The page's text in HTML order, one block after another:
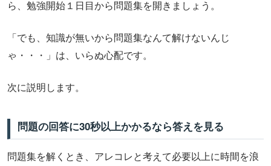
ら、勉強開始１日目から問題集を開きましょう。
「でも、知識が無いから問題集なんて解けないんじ
ゃ・・・」は、いらぬ心配です。
次に説明します。
問題の回答に30秒以上かかるなら答えを見る
問題集を解くとき、アレコレと考えて必要以上に時間を浪